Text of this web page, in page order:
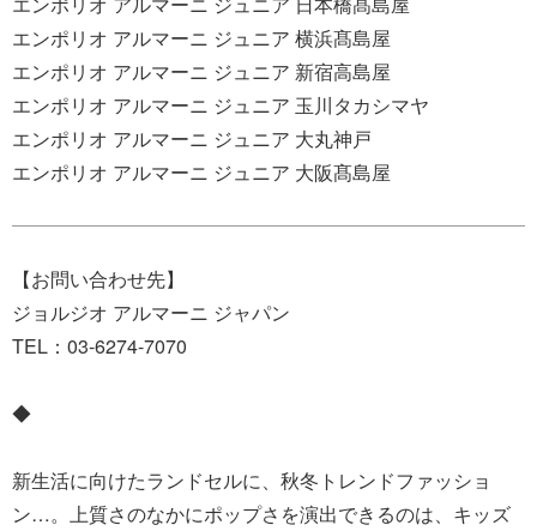
エンポリオ アルマーニ ジュニア 横浜髙島屋
エンポリオ アルマーニ ジュニア 新宿高島屋
エンポリオ アルマーニ ジュニア 玉川タカシマヤ
エンポリオ アルマーニ ジュニア 大丸神戸
エンポリオ アルマーニ ジュニア 大阪髙島屋
【お問い合わせ先】
ジョルジオ アルマーニ ジャパン
TEL：03-6274-7070
◆
新生活に向けたランドセルに、秋冬トレンドファッショ
ン…。上質さのなかにポップさを演出できるのは、キッズ